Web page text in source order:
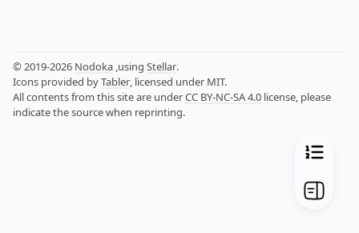
© 2019-2026 Nodoka ,using Stellar.
Icons provided byTabler, licensed under MIT.
All contents from this site are underCC BY-NC-SA 4.0 license, please
indicate the source when reprinting.